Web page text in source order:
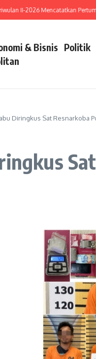
II-2026 Mencatatkan
& Bisnis Politik
Diringkus Sat Resnarkoba